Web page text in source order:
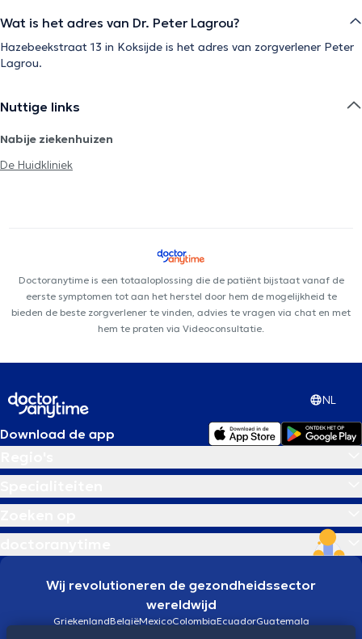
Wat is het adres van Dr. Peter Lagrou?
Hazebeekstraat 13 in Koksijde is het adres van zorgverlener Peter
Lagrou.
Nuttige links
Nabije ziekenhuizen
De Huidkliniek
Doctoranytime is een totaaloplossing die de patiënt bijstaat vanaf de
eerste symptomen tot aan het herstel door hem de mogelijkheid te
bieden de beste zorgverlener te vinden, advies te vragen via chat en met
hem te praten via Videoconsultatie.
NL
Download de app
Wij revolutioneren de gezondheidssector
wereldwijd
GriekenlandBelgiëMexicoColombiaEcuadorGuatemala